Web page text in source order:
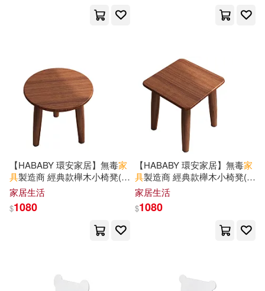
カゲキヨ(4) コダマナオコ(4)
伍嘉恩(4) 原點編輯部(4)
名師作者群(4)
喬安娜．菲歐賓(4) 嚴克勤(4)
張曉明(4) 張福昌（主編）(4)
上海三聯書店(4)
上海書店出版社(4)
中國社會科學出版社(4)
中央編譯出版社(4)
【HABABY 環安家居】無毒家
具製造商 經典款櫸木小椅凳(全
實木、高質感、小椅凳、腳凳)
圓形
家居生活
$1080
【HABABY 環安家居】無毒家
具製造商 經典款櫸木小椅凳(全
實木、高質感、小椅凳、腳凳)
正方形
家居生活
$1080